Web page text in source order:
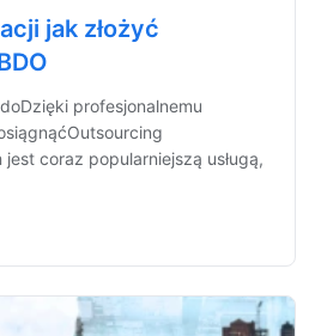
jak złożyć
profesjonalnemu
coraz popularniejszą usługą,